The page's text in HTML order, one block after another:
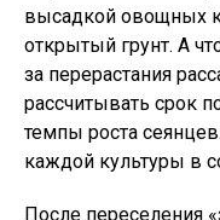
высадкой овощных
открытый грунт. А
за перерастания
рассчитывать срок
темпы роста
каждой культуры в
После переселения